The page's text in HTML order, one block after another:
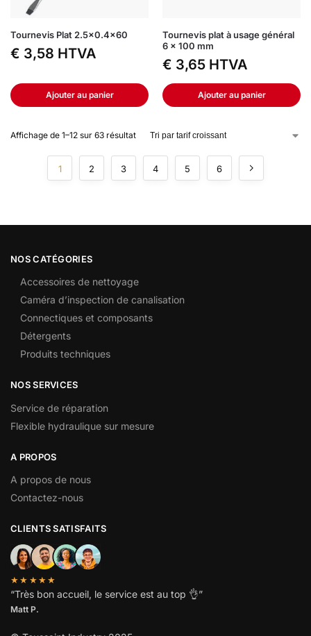
Tournevis Plat 2.5×0.4×60
€ 3,58 HTVA
Ajouter au panier
Tournevis plat à usage général
6 x 100 mm
€ 3,65 HTVA
Ajouter au panier
Affichage de 1–12 sur 63 résultat
1 2 3 4 5 6
NOS CATÉGORIES
Accessoires de nettoyage
Caméra d’inspection de canalisation
Connectiques et composants
Détergents
Produits techniques
NOS SERVICES
Service de réparation
Flexible hydraulique sur mesure
A PROPOS
A propos de nous
Contactez-nous
CLIENTS SATISFAITS
★★★★★
“Très bon accueil, le service est au top 👌”
Matt P.